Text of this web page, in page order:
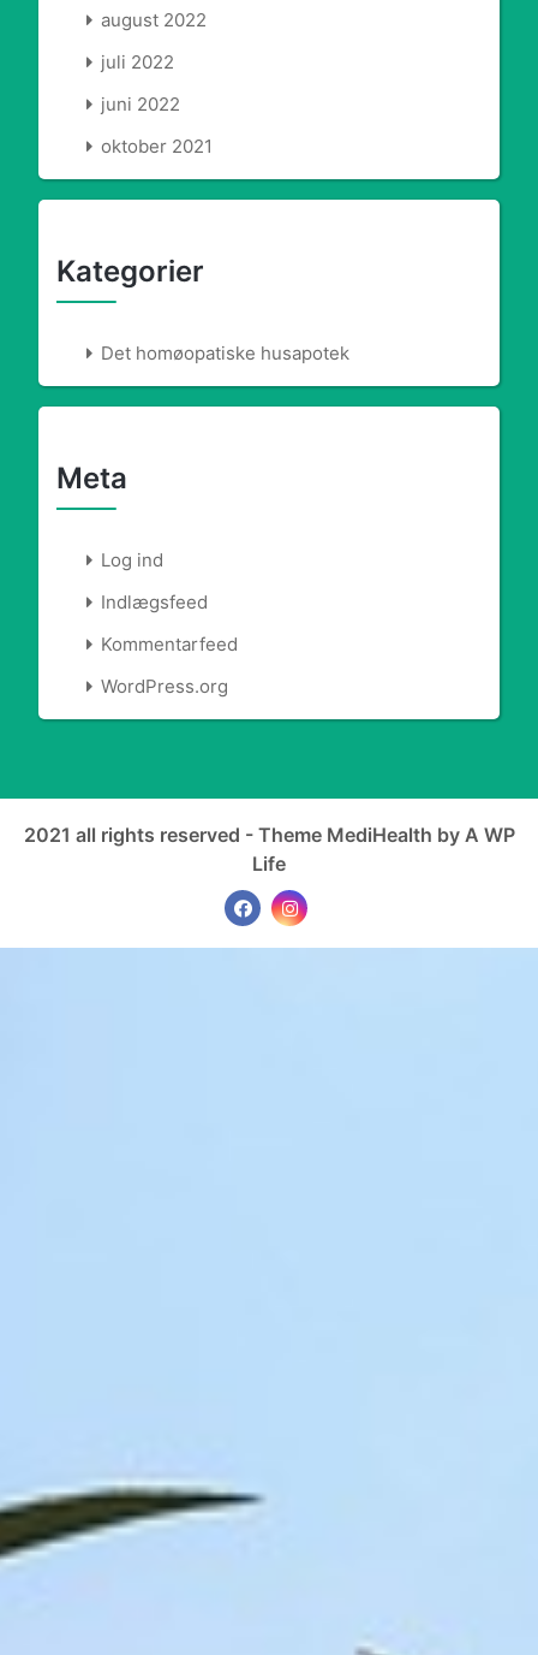
august 2022
juli 2022
juni 2022
oktober 2021
Kategorier
Det homøopatiske husapotek
Meta
Log ind
Indlægsfeed
Kommentarfeed
WordPress.org
2021 all rights reserved - Theme MediHealth by A WP
Life